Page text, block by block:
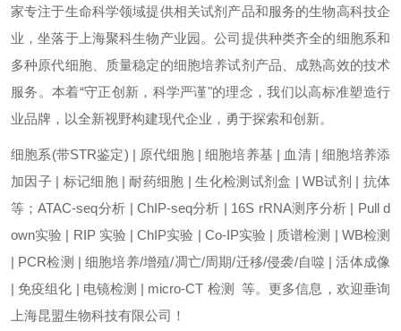
家专注于生命科学领域提供相关试剂产品和服务的生物高科技企
业，坐落于上海聚科生物产业园。公司提供种类齐全的细胞系和
多种原代细胞、质量稳定的细胞培养试剂产品、成熟高效的技术
服务。本着“守正创新，科学严谨"的理念，我们以高标准塑造行
业品牌，以全新视野构建现代企业，勇于探索和创新。
细胞系(带STR鉴定) | 原代细胞 | 细胞培养基 | 血清 | 细胞培养添
加因子 | 标记细胞 | 耐药细胞 | 生化检测试剂盒 | WB试剂 | 抗体
等；ATAC-seq分析 | ChIP-seq分析 | 16S rRNA测序分析 | Pull d
own实验 | RIP 实验 | ChIP实验 | Co-IP实验 | 质谱检测 | WB检测
| PCR检测 | 细胞培养/增殖/凋亡/周期/迁移/侵袭/自噬 | 活体成像
| 免疫组化 | 电镜检测 | micro-CT 检测 等。更多信息，欢迎垂询
上海昆盟生物科技有限公司！